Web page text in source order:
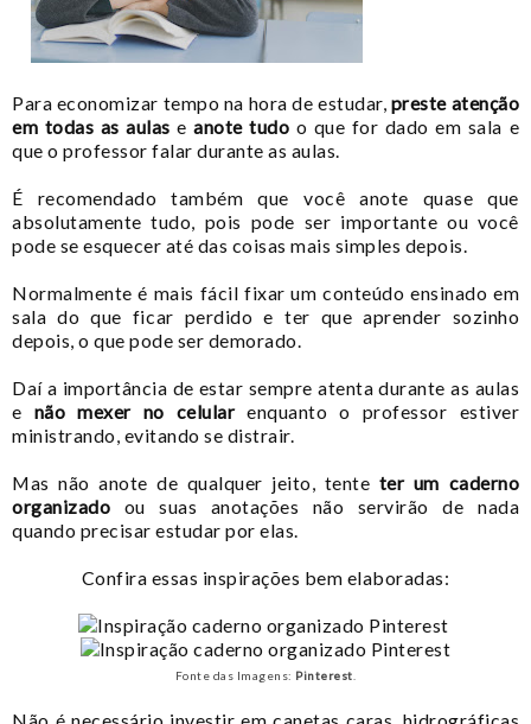
Para economizar tempo na hora de estudar, preste atenção
em todas as aulas eanote tudo o que for dado em sala e
que o professor falar durante as aulas.
É recomendado também que você anote quase que
absolutamente tudo, pois pode ser importante ou você
pode se esquecer até das coisas mais simples depois.
Normalmente é mais fácil fixar um conteúdo ensinado em
sala do que ficar perdido e ter que aprender sozinho
depois, o que pode ser demorado.
Daí a importância de estar sempre atenta durante as aulas
e não mexer no celularenquanto o professor estiver
ministrando, evitando se distrair.
Mas não anote de qualquer jeito, tente ter um caderno
organizado ou suas anotações não servirão de nada
quando precisar estudar por elas.
Confira essas inspirações bem elaboradas:
Fonte das Imagens: Pinterest
Não é necessário investir em canetas caras, hidrográficas